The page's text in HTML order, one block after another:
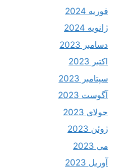
فوریه 2024
ژانویه 2024
دسامبر 2023
اکتبر 2023
سپتامبر 2023
آگوست 2023
جولای 2023
ژوئن 2023
می 2023
آوریل 2023